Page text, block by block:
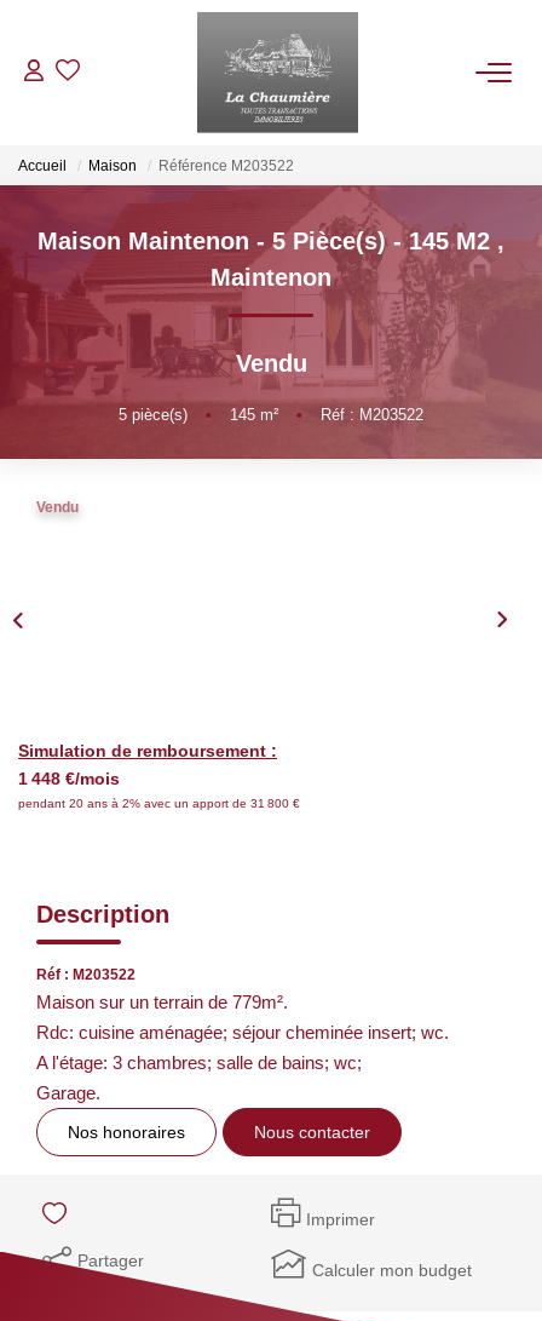
ACHETER
LOUER
ESTIMER
NOS BIENS VENDUS
Accueil Maison Référence M203522
Maison Maintenon - 5 Pièce(s) - 145 M2 ,
Maintenon
Vendu
5 pièce(s) • 145 m² • Réf : M203522
Vendu
Simulation de remboursement :
1 448 €/mois
pendant 20 ans à 2% avec un apport de 31 800 €
Description
Réf : M203522
Maison sur un terrain de 779m².
Rdc: cuisine aménagée; séjour cheminée insert; wc.
A l'étage: 3 chambres; salle de bains; wc;
Garage.
Nos honoraires Nous contacter
Imprimer
Partager Calculer mon budget